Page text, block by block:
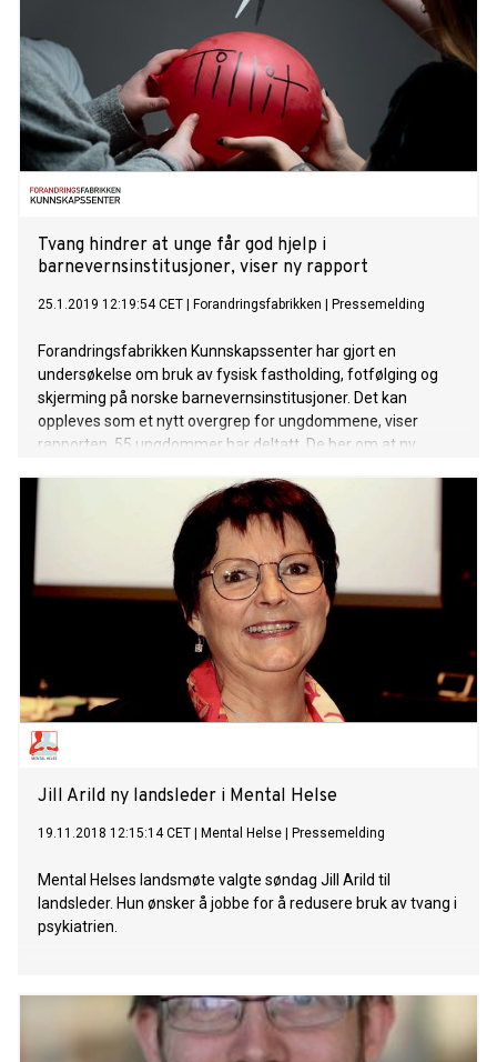
Tvang hindrer at unge får god hjelp i
barnevernsinstitusjoner, viser ny rapport
25.1.2019 12:19:54 CET Forandringsfabrikken Pressemelding
Forandringsfabrikken Kunnskapssenter har gjort en
undersøkelse om bruk av fysisk fastholding, fotfølging og
skjerming på norske barnevernsinstitusjoner. Det kan
oppleves som et nytt overgrep for ungdommene, viser
rapporten. 55 ungdommer har deltatt. De ber om at ny
traumer.
Jill Arild ny landsleder i Mental Helse
19.11.2018 12:15:14 CET Mental Helse Pressemelding
Mental Helses landsmøte valgte søndag Jill Arild til
landsleder. Hun ønsker å jobbe for å redusere bruk av tvang i
psykiatrien.